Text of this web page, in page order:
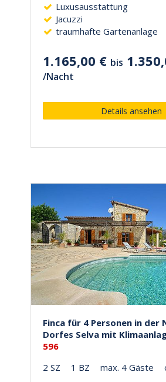
Luxusausstattung
Jacuzzi
traumhafte Gartenanlage
1.165,00 € bis
/Nacht
Details ansehen
Finca für 4 Personen in der
Dorfes Selva mit
596
2 SZ
1 BZ max. 4 Gäste